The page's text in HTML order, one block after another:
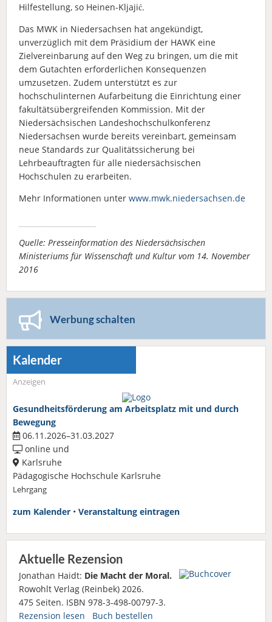
Hilfestellung, so Heinen-Kljajić.
Das MWK in Niedersachsen hat angekündigt,
unverzüglich mit dem Präsidium der HAWK eine
Zielvereinbarung auf den Weg zu bringen, um die mit
dem Gutachten erforderlichen Konsequenzen
umzusetzen. Zudem unterstützt es zur
hochschulinternen Aufarbeitung die Einrichtung einer
fakultätsübergreifenden Kommission. Mit der
Niedersächsischen Landeshochschulkonferenz
Niedersachsen wurde bereits vereinbart, gemeinsam
neue Standards zur Qualitätssicherung bei
Lehrbeauftragten für alle niedersächsischen
Hochschulen zu erarbeiten.
Mehr Informationen unter www.mwk.niedersachsen.de
Quelle: Presseinformation des Niedersächsischen
Ministeriums für Wissenschaft und Kultur vom 14. November
2016
Werbung schalten
Kalender
Anzeigen
Gesundheitsförderung am Arbeitsplatz mit und durch
Bewegung
06.11.2026–31.03.2027
online und
Karlsruhe
Pädagogische Hochschule Karlsruhe
Lehrgang
zum Kalender • Veranstaltung eintragen
Aktuelle Rezension
Jonathan Haidt: Die Macht der Moral.
Rowohlt Verlag (Reinbek) 2026.
475 Seiten. ISBN 978-3-498-00797-3.
Rezension lesen
Buch bestellen